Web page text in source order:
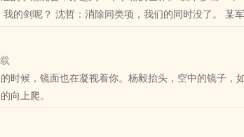
家……已完本《天道图书馆》、《无尽丹田》、《造化
族大佬：只要传承不灭，我
“404”。 一瞬间，亿万书籍消失，异族文
你扛不住…… 且看一个学渣，
：已完本《天道图书馆》、《无尽丹田》、《拳皇异界纵
时候，镜面也在凝视着你。杨毅抬头，空中的镜子，
向上爬。